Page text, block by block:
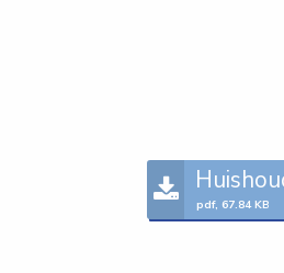
pdf, 67.84 KB